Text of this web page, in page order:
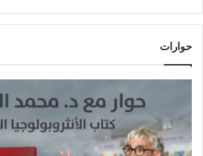
حوارات